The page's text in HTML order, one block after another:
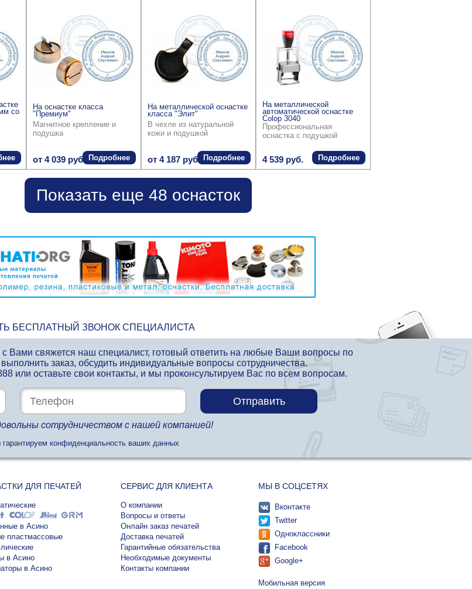
со
На оснастке класса
"Премиум"
Магнитное крепление и
подушка
от 4 039 руб. Подробнее
На металлической оснастке
класса "Элит"
В чехле из натуральной
кожи и подушкой
от 4 187 руб. Подробнее
На металлической
автоматической оснастке
Colop 3040
Профессиональная
оснастка с подушкой
4 539 руб. Подробнее
Показать еще 48 оснасток
БЕСПЛАТНЫЙ ЗВОНОК СПЕЦИАЛИСТА
Вами свяжется наш специалист, готовый ответить на любые Ваши вопросы по
заказ, обсудить индивидуальные вопросы сотрудничества.
или оставьте свои контакты, и мы проконсультируем Вас по всем вопросам.
сотрудничеством с нашей компанией!
конфиденциальность ваших данных
ДЛЯ ПЕЧАТЕЙ
в Асино
пластмассовые
в Асино
в Асино
СЕРВИС ДЛЯ КЛИЕНТА
О компании
Вопросы и ответы
Онлайн заказ печатей
Доставка печатей
Гарантийные обязательства
Необходимые документы
Контакты компании
МЫ В СОЦСЕТЯХ
Вконтакте
Twitter
Одноклассники
Facebook
Google+
Мобильная версия